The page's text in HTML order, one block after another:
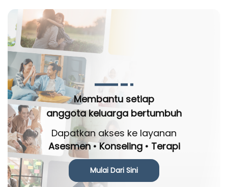
Membantu setiap
anggota keluarga bertumbuh
Dapatkan akses ke layanan
Asesmen • Konseling • Terapi
Mulai Dari Sini